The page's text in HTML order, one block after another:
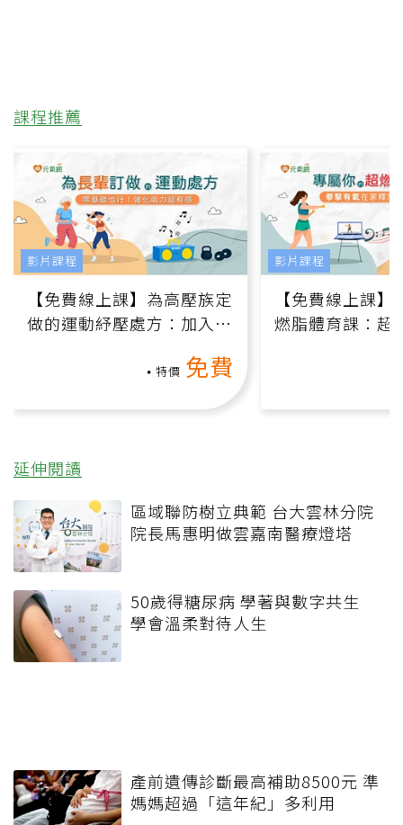
課程推薦
【免費線上課】為高壓族定
做的運動紓壓處方：加入行
特價 免費
影片課程
【免費線上課
燃脂體育課：超
影片課程
延伸閱讀
區域聯防樹立典範 台大雲林分院
院長馬惠明做雲嘉南醫療燈塔
50歲得糖尿病 學著與數字共生
學會溫柔對待人生
產前遺傳診斷最高補助8500元 準
媽媽超過「這年紀」多利用